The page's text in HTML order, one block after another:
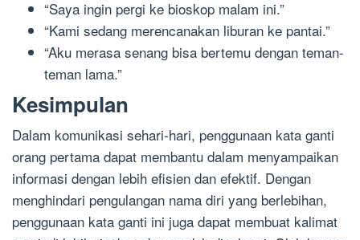
“Saya ingin pergi ke bioskop malam ini.”
“Kami sedang merencanakan liburan ke pantai.”
“Aku merasa senang bisa bertemu dengan teman-
teman lama.”
Kesimpulan
Dalam komunikasi sehari-hari, penggunaan kata ganti
orang pertama dapat membantu dalam menyampaikan
informasi dengan lebih efisien dan efektif. Dengan
menghindari pengulangan nama diri yang berlebihan,
penggunaan kata ganti ini juga dapat membuat kalimat